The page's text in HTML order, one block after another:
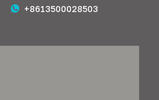
+8613500028503